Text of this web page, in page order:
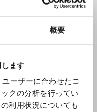
概要
ます
ーザーに合わせたコ
クの分析を行ってい
利用状況についても
ニット A_o による
CM曲として話題に。
JAPAN』に出演
: Melt and Blooms』で
も話題に。